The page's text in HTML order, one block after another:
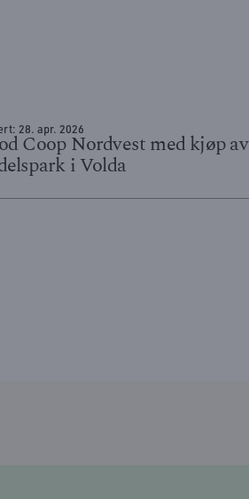
28. apr. 2026
Coop Nordvest med kjøp av
i Volda